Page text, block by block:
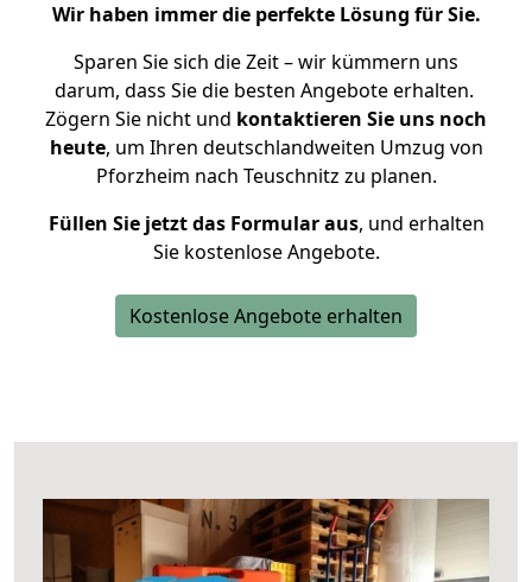
Wir haben immer die perfekte Lösung für Sie.
Sparen Sie sich die Zeit – wir kümmern uns
darum, dass Sie die besten Angebote erhalten.
Zögern Sie nicht und kontaktieren Sie uns noch
heute, um Ihren deutschlandweiten Umzug von
Pforzheim nach Teuschnitz zu planen.
Füllen Sie jetzt das Formular aus, und erhalten
Sie kostenlose Angebote.
Kostenlose Angebote erhalten